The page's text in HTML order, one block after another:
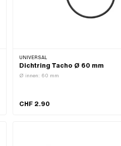
UNIVERSAL
Dichtring Tacho Ø 60 mm
Ø innen: 60 mm
CHF 2.90